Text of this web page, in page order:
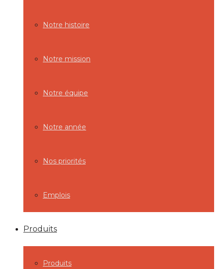
Notre histoire
Notre mission
Notre équipe
Notre année
Nos priorités
Emplois
Produits
Produits